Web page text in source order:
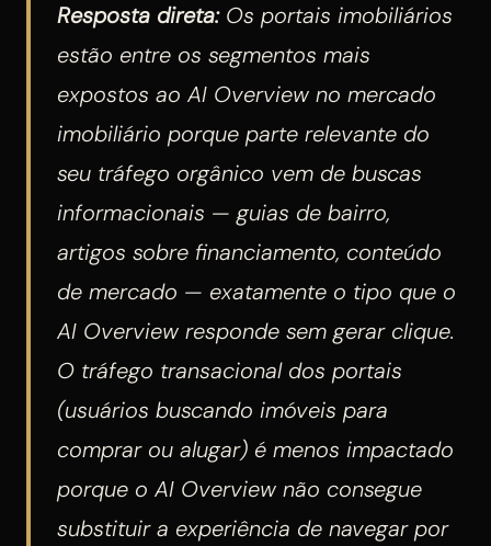
Resposta direta:Os portais imobiliários
estão entre os segmentos mais
expostos ao AI Overview no mercado
imobiliário porque parte relevante do
seu tráfego orgânico vem de buscas
informacionais — guias de bairro,
artigos sobre financiamento, conteúdo
de mercado — exatamente o tipo que o
AI Overview responde sem gerar clique.
O tráfego transacional dos portais
(usuários buscando imóveis para
comprar ou alugar) é menos impactado
porque o AI Overview não consegue
substituir a experiência de navegar por